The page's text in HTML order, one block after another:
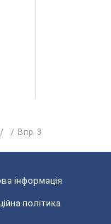
Впр. 3
інформація
політика